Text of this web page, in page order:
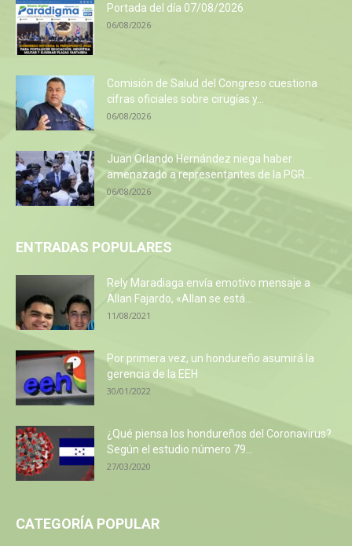
Portada del día 07/08/2026
06/08/2026
Comisión de Salud del Congreso cuestiona
cifras oficiales sobre cirugías y...
06/08/2026
Juan Orlando Hernández niega haber
amenazado a representantes de la PGR...
06/08/2026
ENTRADAS POPULARES
Rely Maradiaga envía emotivo mensaje a
Allan Fajardo, «Allan se está...
11/08/2021
Por primera vez, un hondureño asumirá la
gerencia de la EEH
30/01/2022
¿Qué piensa los hondureños del Coronavirus?
Según el estudio número 79...
27/03/2020
CATEGORÍA POPULAR